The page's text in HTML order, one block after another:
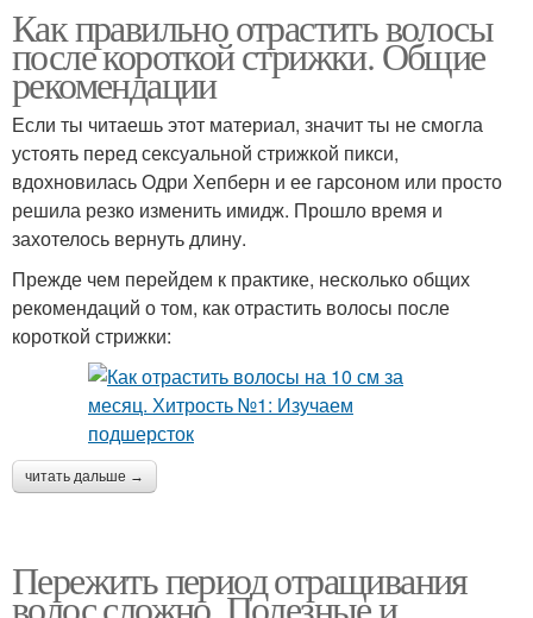
Как правильно отрастить волосы
после короткой стрижки. Общие
рекомендации
Если ты читаешь этот материал, значит ты не смогла
устоять перед сексуальной стрижкой пикси,
вдохновилась Одри Хепберн и ее гарсоном или просто
решила резко изменить имидж. Прошло время и
захотелось вернуть длину.
Прежде чем перейдем к практике, несколько общих
рекомендаций о том, как отрастить волосы после
короткой стрижки:
читать дальше →
Пережить период отращивания